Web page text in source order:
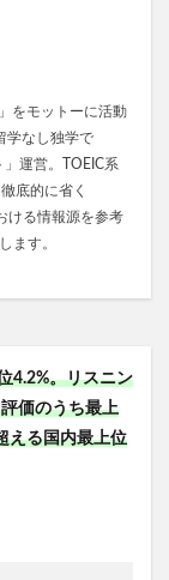
をモットーに活動
なし独学で
」運営。TOEIC系
底的に省く
ける情報源を参考
ます。
4.2%。リスニン
価のうち最上
える国内最上位